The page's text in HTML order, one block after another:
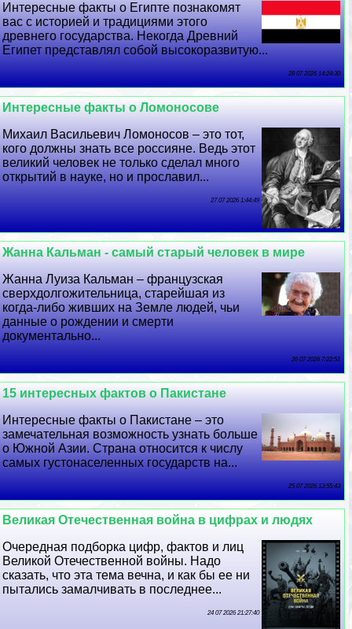
Интересные факты о Египте познакомят
вас с историей и традициями этого
древнего государства. Некогда Древний
Египет представлял собой высокоразвитую...
28 07 2026 14:24:30
Интересные факты о Ломоносове
Михаил Васильевич Ломоносов – это тот,
кого должны знать все россияне. Ведь этот
великий человек не только сделал много
открытий в науке, но и прославил...
27 07 2026 1:44:49
Жанна Кальман - самый старый человек в мире
Жанна Луиза Кальман – французская
сверхдолгожительница, старейшая из
когда-либо живших на Земле людей, чьи
данные о рождении и cмepти
документально...
26 07 2026 7:22:51
15 интересных фактов о Пакистане
Интересные факты о Пакистане – это
замечательная возможность узнать больше
о Южной Азии. Страна относится к числу
самых густонаселенных государств на...
25 07 2026 13:55:43
Великая Отечественная война в цифрах и людях
Очередная подборка цифр, фактов и лиц
Великой Отечественной войны. Надо
сказать, что эта тема вечна, и как бы ее ни
пытались замалчивать в последнее...
24 07 2026 21:27:40